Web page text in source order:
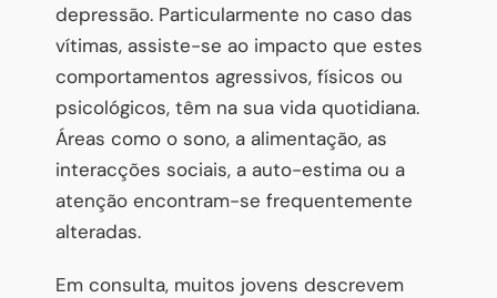
depressão. Particularmente no caso das
vítimas, assiste-se ao impacto que estes
comportamentos agressivos, físicos ou
psicológicos, têm na sua vida quotidiana.
Áreas como o sono, a alimentação, as
interacções sociais, a auto-estima ou a
atenção encontram-se frequentemente
alteradas.
Em consulta, muitos jovens descrevem